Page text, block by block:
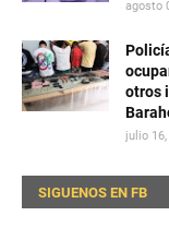
agosto
otros
julio
SIGUENOS EN FB